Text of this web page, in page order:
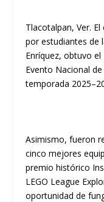
Tlacotalpan, Ver.
por estudiantes de
Enríquez, obtuvo
Evento Nacional
temporada
Asimismo, fueron
cinco mejores
premio histórico
LEGO League
oportunidad de